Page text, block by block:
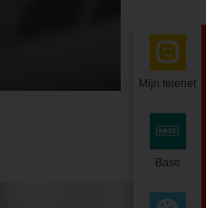
Mijn telenet
Base